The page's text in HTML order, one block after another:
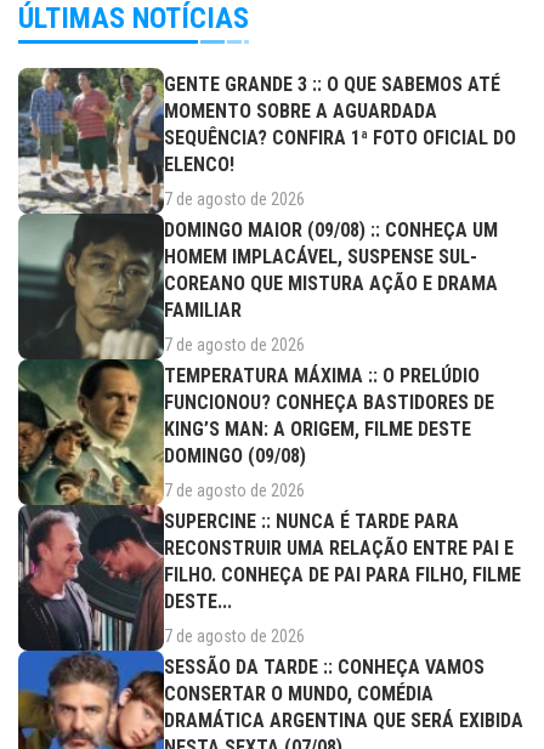
ÚLTIMAS NOTÍCIAS
GENTE GRANDE 3 :: O QUE SABEMOS ATÉ
MOMENTO SOBRE A AGUARDADA
SEQUÊNCIA? CONFIRA 1ª FOTO OFICIAL DO
ELENCO!
7 de agosto de 2026
DOMINGO MAIOR (09/08) :: CONHEÇA UM
HOMEM IMPLACÁVEL, SUSPENSE SUL-
COREANO QUE MISTURA AÇÃO E DRAMA
FAMILIAR
7 de agosto de 2026
TEMPERATURA MÁXIMA :: O PRELÚDIO
FUNCIONOU? CONHEÇA BASTIDORES DE
KING’S MAN: A ORIGEM, FILME DESTE
DOMINGO (09/08)
7 de agosto de 2026
SUPERCINE :: NUNCA É TARDE PARA
RECONSTRUIR UMA RELAÇÃO ENTRE PAI E
FILHO. CONHEÇA DE PAI PARA FILHO, FILME
DESTE...
7 de agosto de 2026
SESSÃO DA TARDE :: CONHEÇA VAMOS
CONSERTAR O MUNDO, COMÉDIA
DRAMÁTICA ARGENTINA QUE SERÁ EXIBIDA